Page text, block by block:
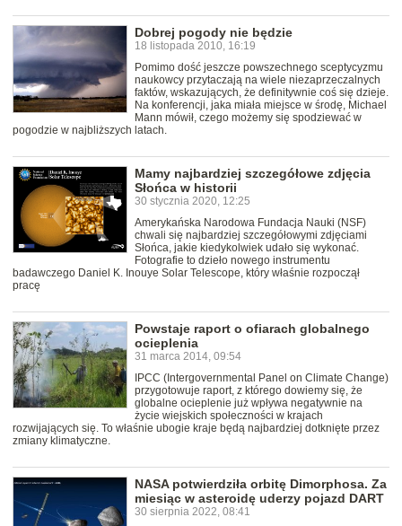
Dobrej pogody nie będzie
18 listopada 2010, 16:19
Pomimo dość jeszcze powszechnego sceptycyzmu
naukowcy przytaczają na wiele niezaprzeczalnych
faktów, wskazujących, że definitywnie coś się dzieje.
Na konferencji, jaka miała miejsce w środę, Michael
Mann mówił, czego możemy się spodziewać w
pogodzie w najbliższych latach.
Mamy najbardziej szczegółowe zdjęcia
Słońca w historii
30 stycznia 2020, 12:25
Amerykańska Narodowa Fundacja Nauki (NSF)
chwali się najbardziej szczegółowymi zdjęciami
Słońca, jakie kiedykolwiek udało się wykonać.
Fotografie to dzieło nowego instrumentu
badawczego Daniel K. Inouye Solar Telescope, który właśnie rozpoczął
pracę
Powstaje raport o ofiarach globalnego
ocieplenia
31 marca 2014, 09:54
IPCC (Intergovernmental Panel on Climate Change)
przygotowuje raport, z którego dowiemy się, że
globalne ocieplenie już wpływa negatywnie na
życie wiejskich społeczności w krajach
rozwijających się. To właśnie ubogie kraje będą najbardziej dotknięte przez
zmiany klimatyczne.
NASA potwierdziła orbitę Dimorphosa. Za
miesiąc w asteroidę uderzy pojazd DART
30 sierpnia 2022, 08:41